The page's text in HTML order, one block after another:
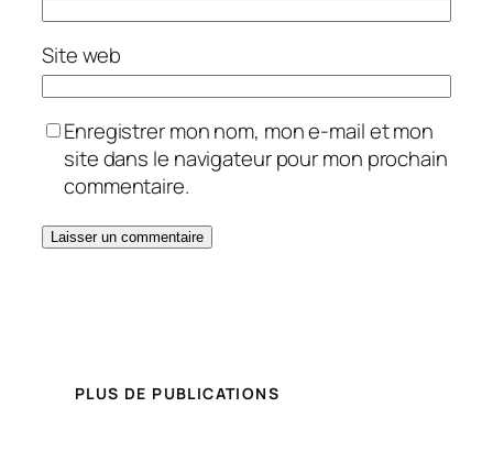
Site web
Enregistrer mon nom, mon e-mail et mon
site dans le navigateur pour mon prochain
commentaire.
PLUS DE PUBLICATIONS